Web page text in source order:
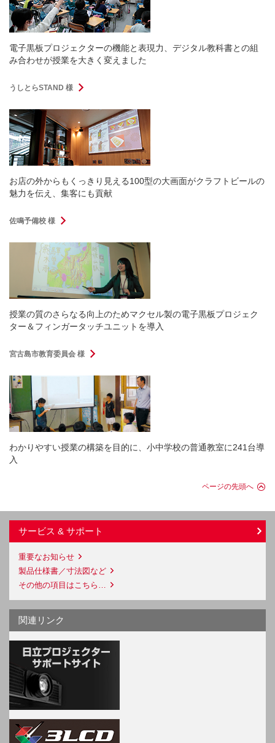
電子黒板プロジェクターの機能と表現力、デジタル教科書との組
み合わせが授業を大きく変えました
うしとらSTAND 様
お店の外からもくっきり見える100型の大画面がクラフトビールの
魅力を伝え、集客にも貢献
佐鳴予備校 様
授業の質のさらなる向上のためマクセル製の電子黒板プロジェク
ター＆フィンガータッチユニットを導入
宮古島市教育委員会 様
わかりやすい授業の構築を目的に、小中学校の普通教室に241台導
入
ページの先頭へ
サービス & サポート
重要なお知らせ
製品仕様書／寸法図など
その他の項目はこちら…
関連リンク